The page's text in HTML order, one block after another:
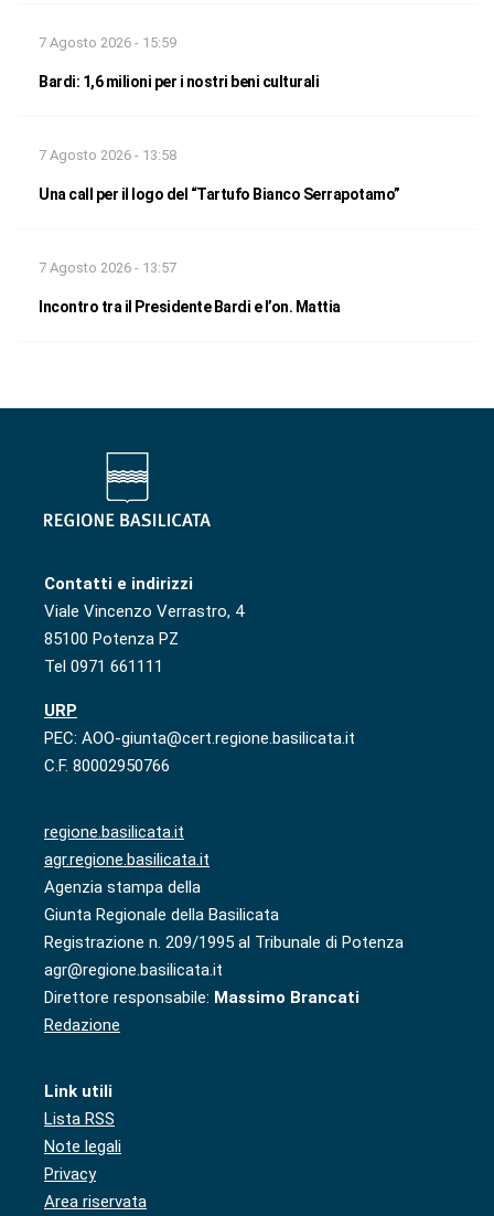
7 Agosto 2026 - 15:59
Bardi: 1,6 milioni per i nostri beni culturali
7 Agosto 2026 - 13:58
Una call per il logo del “Tartufo Bianco Serrapotamo”
7 Agosto 2026 - 13:57
Incontro tra il Presidente Bardi e l’on. Mattia
Contatti e indirizzi
Viale Vincenzo Verrastro, 4
85100 Potenza PZ
Tel 0971 661111
URP
PEC: AOO-giunta@cert.regione.basilicata.it
C.F. 80002950766
regione.basilicata.it
agr.regione.basilicata.it
Agenzia stampa della
Giunta Regionale della Basilicata
Registrazione n. 209/1995 al Tribunale di Potenza
agr@regione.basilicata.it
Direttore responsabile: Massimo Brancati
Redazione
Link utili
Lista RSS
Note legali
Privacy
Area riservata